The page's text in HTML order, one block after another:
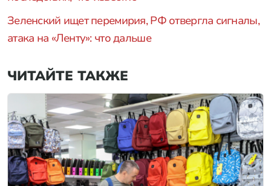
Зеленский ищет перемирия, РФ отвергла сигналы,
атака на «Ленту»: что дальше
ЧИТАЙТЕ ТАКЖЕ